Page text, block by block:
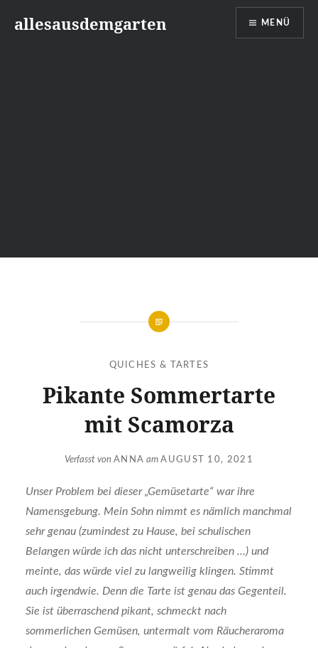
Inhaltallesausdemgarten MENÜ
QUICHES & TARTES
Pikante Sommertarte
mit Scamorza
Verfasst vonANNA am AUGUST 10, 2021
Unser Problem bei dieser „Gemüsetarte“ war ihre
Namensgebung. Mein Sohn nimmt es nämlich manchmal
sehr genau (zumindest zu Hause, bei schulischen
Belangen würde ich das nicht unterschreiben …) und
meinte, das würde viel zu langweilig klingen. Stimmt
auch irgendwie. Denn die Tarte ist genau das Gegenteil.
Sie ist überraschend pikant, schmeckt nach
sommerlichen Gemüsen, untermalt vom Räucheraroma